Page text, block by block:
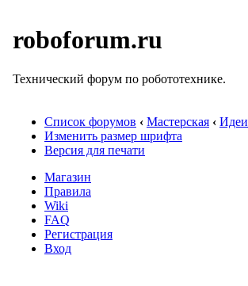
roboforum.ru
Технический форум по робототехнике.
Список форумов ‹ Мастерская ‹ Идеи
Изменить размер шрифта
Версия для печати
Магазин
Правила
Wiki
FAQ
Регистрация
Вход